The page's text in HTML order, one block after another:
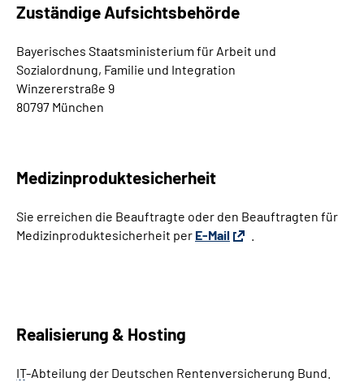
Zuständige Aufsichtsbehörde
Bayerisches Staatsministerium für Arbeit und
Sozialordnung, Familie und Integration
Winzererstraße 9
80797 München
Medizinproduktesicherheit
Sie erreichen die Beauftragte oder den Beauftragten für
Medizinproduktesicherheit per E-Mail
Realisierung & Hosting
IT-Abteilung der Deutschen Rentenversicherung Bund.